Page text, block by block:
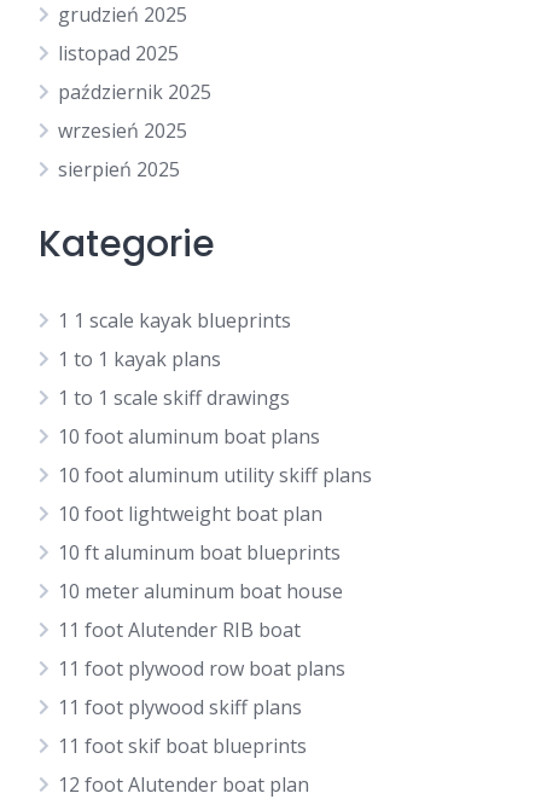
grudzień 2025
listopad 2025
październik 2025
wrzesień 2025
sierpień 2025
Kategorie
1 1 scale kayak blueprints
1 to 1 kayak plans
1 to 1 scale skiff drawings
10 foot aluminum boat plans
10 foot aluminum utility skiff plans
10 foot lightweight boat plan
10 ft aluminum boat blueprints
10 meter aluminum boat house
11 foot Alutender RIB boat
11 foot plywood row boat plans
11 foot plywood skiff plans
11 foot skif boat blueprints
12 foot Alutender boat plan